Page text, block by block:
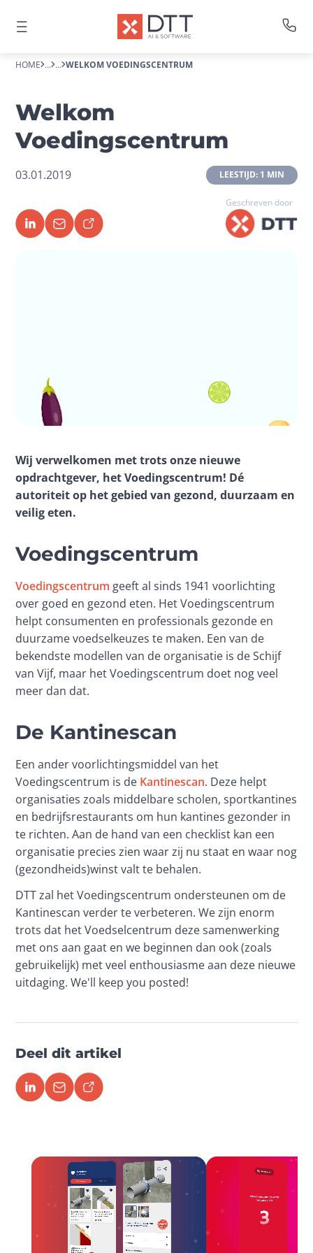
HOME ... ... WELKOM VOEDINGSCENTRUM
Welkom
Voedingscentrum
03.01.2019 LEESTIJD: 1 MIN
Geschreven door
Wij verwelkomen met trots onze nieuwe
opdrachtgever, het Voedingscentrum! Dé
autoriteit op het gebied van gezond, duurzaam en
veilig eten.
Voedingscentrum
Voedingscentrum geeft al sinds 1941 voorlichting
over goed en gezond eten. Het Voedingscentrum
helpt consumenten en professionals gezonde en
duurzame voedselkeuzes te maken. Een van de
bekendste modellen van de organisatie is de Schijf
van Vijf, maar het Voedingscentrum doet nog veel
meer dan dat.
De Kantinescan
Een ander voorlichtingsmiddel van het
Voedingscentrum is de Kantinescan. Deze helpt
organisaties zoals middelbare scholen, sportkantines
en bedrijfsrestaurants om hun kantines gezonder in
te richten. Aan de hand van een checklist kan een
organisatie precies zien waar zij nu staat en waar nog
(gezondheids)winst valt te behalen.
DTT zal het Voedingscentrum ondersteunen om de
Kantinescan verder te verbeteren. We zijn enorm
trots dat het Voedselcentrum deze samenwerking
met ons aan gaat en we beginnen dan ook (zoals
gebruikelijk) met veel enthousiasme aan deze nieuwe
uitdaging. We'll keep you posted!
Deel dit artikel